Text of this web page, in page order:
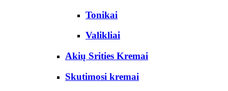
Tonikai
Valikliai
Akių Srities Kremai
Skutimosi kremai